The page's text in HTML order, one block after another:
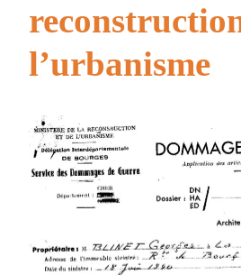
l’urbanisme